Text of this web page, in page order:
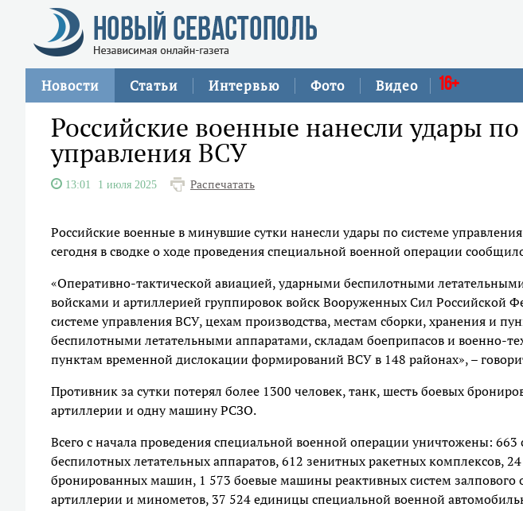
Новости Статьи Интервью Фото Видео 16+
Российские военные нанесли удары
управления ВСУ
13:01 1 июля 2025 Распечатать
Российские военные в минувшие сутки нанесли удары по системе
сегодня в сводке о ходе проведения специальной военной операции
«Оперативно-тактической авиацией, ударными беспилотными
войсками и артиллерией группировок войск Вооруженных Сил Российской
системе управления ВСУ, цехам производства, местам сборки, хранения и
беспилотными летательными аппаратами, складам боеприпасов и военно-
пунктам временной дислокации формирований ВСУ в 148 районах», –
Противник за сутки потерял более 1300 человек, танк, шесть боевых
артиллерии и одну машину РСЗО.
Всего с начала проведения специальной военной операции уничтожены: 663
беспилотных летательных аппаратов, 612 зенитных ракетных комплексов,
бронированных машин, 1 573 боевые машины реактивных систем залпового
артиллерии и минометов, 37 524 единицы специальной военной